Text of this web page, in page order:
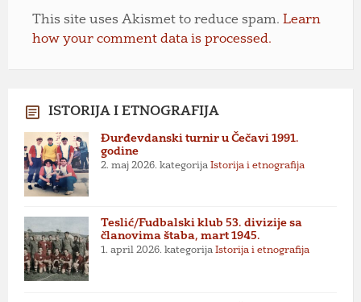
This site uses Akismet to reduce spam. Learn
how your comment data is processed.
ISTORIJA I ETNOGRAFIJA
Đurđevdanski turnir u Čečavi 1991.
godine
2. maj 2026. kategorija Istorija i etnografija
Teslić/Fudbalski klub 53. divizije sa
članovima štaba, mart 1945.
1. april 2026. kategorija Istorija i etnografija